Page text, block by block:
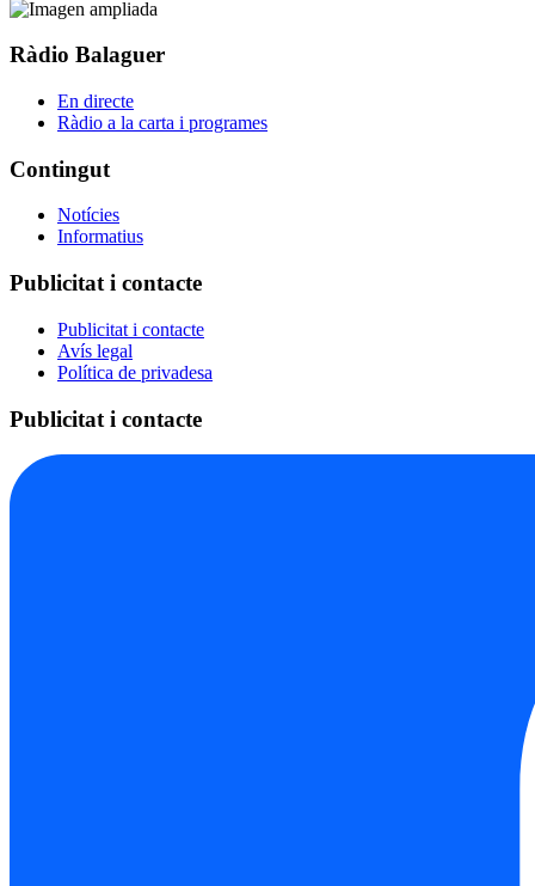
Ràdio Balaguer
En directe
Ràdio a la carta i programes
Contingut
Notícies
Informatius
Publicitat i contacte
Publicitat i contacte
Avís legal
Política de privadesa
Publicitat i contacte